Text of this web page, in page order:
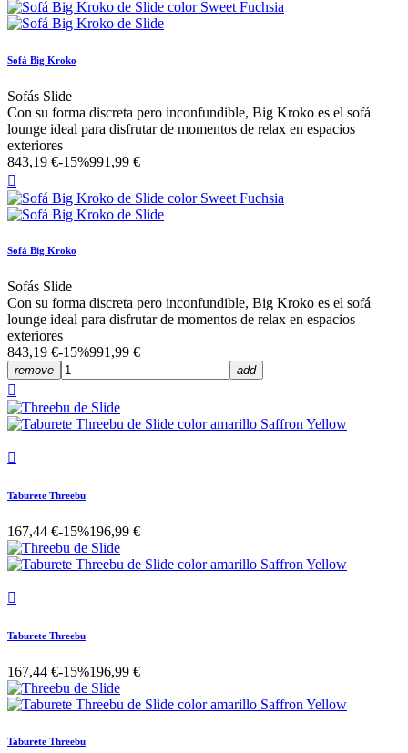
Sofá Big Kroko
Sofás Slide
Con su forma discreta pero inconfundible, Big Kroko es el sofá
lounge ideal para disfrutar de momentos de relax en espacios
exteriores
843,19 €-15%991,99 €

Sofá Big Kroko
Sofás Slide
Con su forma discreta pero inconfundible, Big Kroko es el sofá
lounge ideal para disfrutar de momentos de relax en espacios
exteriores
843,19 €-15%991,99 €
remove add


Taburete Threebu
167,44 €-15%196,99 €

Taburete Threebu
167,44 €-15%196,99 €
Taburete Threebu